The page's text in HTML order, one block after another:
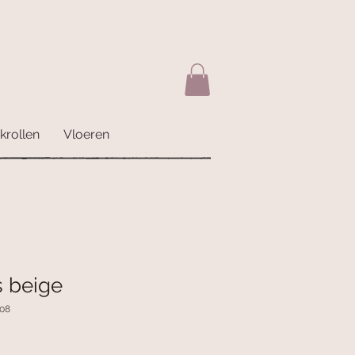
Vloeren
beige